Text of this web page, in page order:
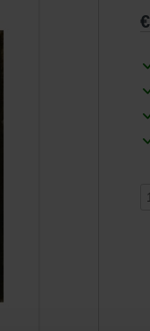
€